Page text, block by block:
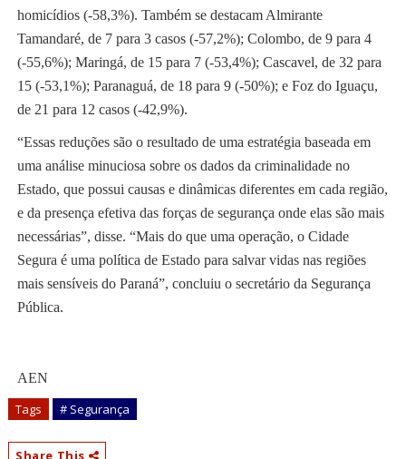
homicídios (-58,3%). Também se destacam Almirante
Tamandaré, de 7 para 3 casos (-57,2%); Colombo, de 9 para 4
(-55,6%); Maringá, de 15 para 7 (-53,4%); Cascavel, de 32 para
15 (-53,1%); Paranaguá, de 18 para 9 (-50%); e Foz do Iguaçu,
de 21 para 12 casos (-42,9%).
“Essas reduções são o resultado de uma estratégia baseada em
uma análise minuciosa sobre os dados da criminalidade no
Estado, que possui causas e dinâmicas diferentes em cada região,
e da presença efetiva das forças de segurança onde elas são mais
necessárias”, disse. “Mais do que uma operação, o Cidade
Segura é uma política de Estado para salvar vidas nas regiões
mais sensíveis do Paraná”, concluiu o secretário da Segurança
Pública.
AEN
Tags # Segurança
Share This